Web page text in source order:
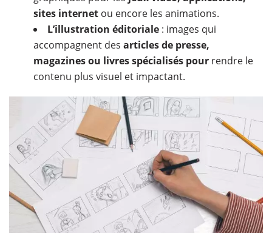
sites internet ou encore les animations.
L’illustration éditoriale : images qui
accompagnent des articles de presse,
magazines ou livres spécialisés pour rendre le
contenu plus visuel et impactant.